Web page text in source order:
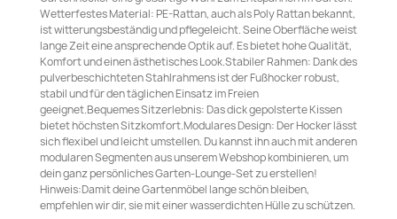
Wetterfestes Material: PE-Rattan, auch als Poly Rattan bekannt,
ist witterungsbeständig und pflegeleicht. Seine Oberfläche weist
lange Zeit eine ansprechende Optik auf. Es bietet hohe Qualität,
Komfort und einen ästhetisches Look.Stabiler Rahmen: Dank des
pulverbeschichteten Stahlrahmens ist der Fußhocker robust,
stabil und für den täglichen Einsatz im Freien
geeignet.Bequemes Sitzerlebnis: Das dick gepolsterte Kissen
bietet höchsten Sitzkomfort.Modulares Design: Der Hocker lässt
sich flexibel und leicht umstellen. Du kannst ihn auch mit anderen
modularen Segmenten aus unserem Webshop kombinieren, um
dein ganz persönliches Garten-Lounge-Set zu erstellen!
Hinweis:Damit deine Gartenmöbel lange schön bleiben,
empfehlen wir dir, sie mit einer wasserdichten Hülle zu schützen.